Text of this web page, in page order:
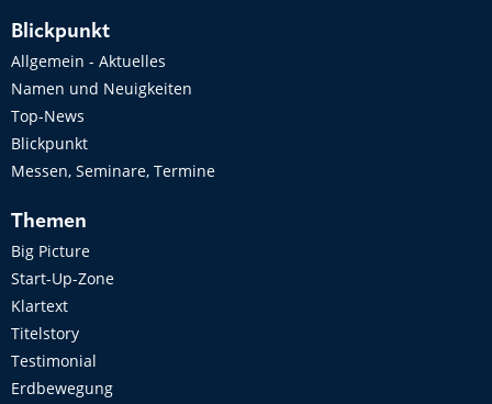
Blickpunkt
Allgemein - Aktuelles
Namen und Neuigkeiten
Top-News
Blickpunkt
Messen, Seminare, Termine
Themen
Big Picture
Start-Up-Zone
Klartext
Titelstory
Testimonial
Erdbewegung